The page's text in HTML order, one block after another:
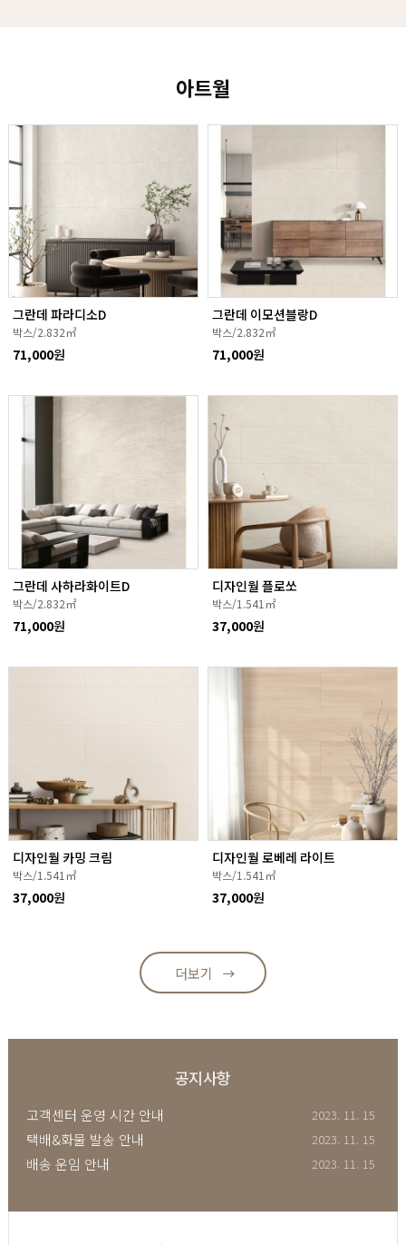
아트월
그란데 파라디소D
박스/2.832㎡
71,000원
그란데 이모션블랑D
박스/2.832㎡
71,000원
그란데 사하라화이트D
박스/2.832㎡
71,000원
디자인월 플로쏘
박스/1.541㎡
37,000원
디자인월 카밍 크림
박스/1.541㎡
37,000원
디자인월 로베레 라이트
박스/1.541㎡
37,000원
더보기
공지사항
고객센터 운영 시간 안내 2023. 11. 15
택배&화물 발송 안내 2023. 11. 15
배송 운임 안내 2023. 11. 15